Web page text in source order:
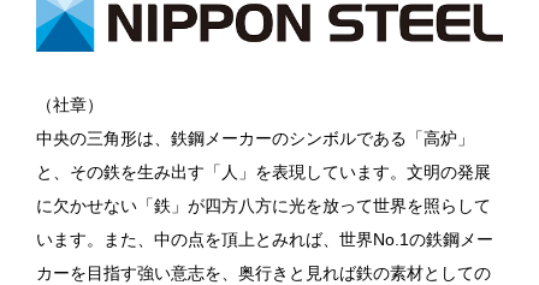
（社章）
中央の三角形は、鉄鋼メーカーのシンボルである「高炉」
と、その鉄を生み出す「人」を表現しています。文明の発展
に欠かせない「鉄」が四方八方に光を放って世界を照らして
います。また、中の点を頂上とみれば、世界No.1の鉄鋼メー
カーを目指す強い意志を、奥行きと見れば鉄の素材としての